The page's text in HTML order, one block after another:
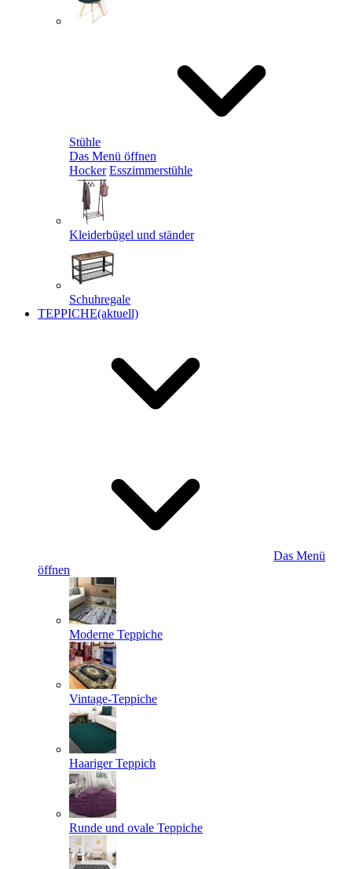
Stühle
Das Menü öffnen
Hocker Esszimmerstühle
Kleiderbügel und ständer
Schuhregale
TEPPICHE(aktuell)
Das Menü
öffnen
Moderne Teppiche
Vintage-Teppiche
Haariger Teppich
Runde und ovale Teppiche